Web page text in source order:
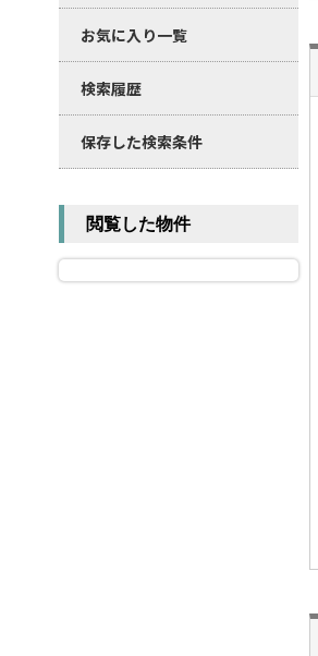
お気に入り一覧
検索履歴
保存した検索条件
閲覧した物件